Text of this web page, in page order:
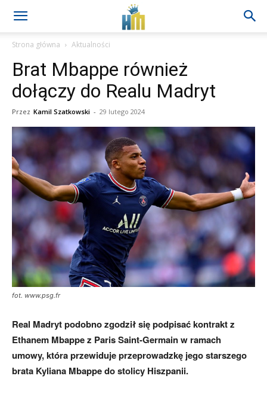
Strona główna Aktualności
Brat Mbappe również
dołączy do Realu Madryt
Przez Kamil Szatkowski - 29 lutego 2024
fot. www.psg.fr
Real Madryt podobno zgodził się podpisać kontrakt z
Ethanem Mbappe z Paris Saint-Germain w ramach
umowy, która przewiduje przeprowadzkę jego starszego
brata Kyliana Mbappe do stolicy Hiszpanii.